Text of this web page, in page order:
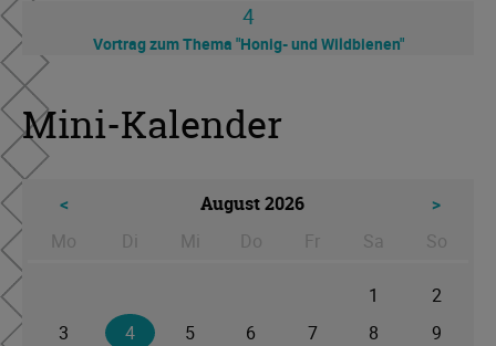
4
Vortrag zum Thema "Honig- und Wildbienen"
Mini-Kalender
< August 2026
>
Mo
Di enstag
Mi ttwoch
Do nnerstag
Fr Sa mstagSo
1
2
3
4 5 6 7 8
9